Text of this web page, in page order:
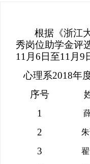
根据《浙江
秀岗位助学金评
11 月 6 日至11 月 9
心理系2018年
序号
1
2
3